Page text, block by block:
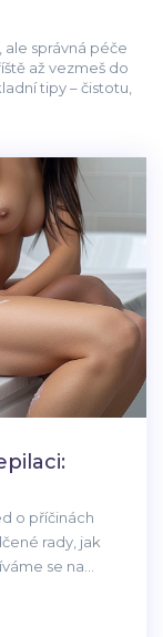
správná péče
až vezmeš do
tipy – čistotu,
o příčinách
rady, jak
se na
chloupků. Dále